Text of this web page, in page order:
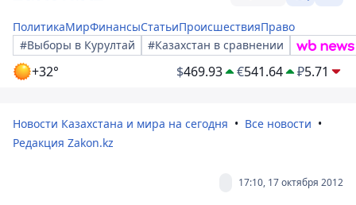
ПолитикаМирФинансыСтатьиПроисшествияПраво
#Выборы в Курултай
#Казахстан в сравнении
+32° $469.93 €541.64 ₽5.71
Новости Казахстана и мира на сегодня
Все новости
Редакция Zakon.kz
17:10, 17 октября 2012